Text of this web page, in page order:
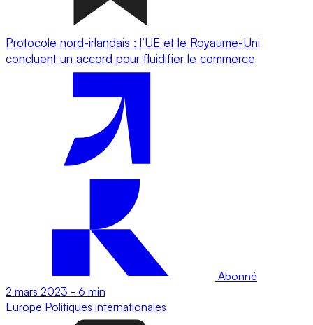
Protocole nord-irlandais : l’UE et le Royaume-Uni
concluent un accord pour fluidifier le commerce
Abonné
2 mars 2023 - 6 min
Europe Politiques internationales